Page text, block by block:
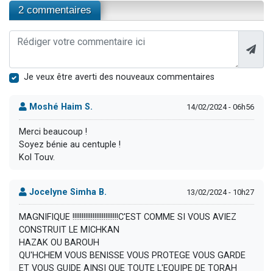
2 commentaires
Je veux être averti des nouveaux commentaires
Moshé Haim S. 14/02/2024 - 06h56
Merci beaucoup !
Soyez bénie au centuple !
Kol Touv.
Jocelyne Simha B. 13/02/2024 - 10h27
MAGNIFIQUE !!!!!!!!!!!!!!!!!!!!!!!!!C'EST COMME SI VOUS AVIEZ
CONSTRUIT LE MICHKAN
HAZAK OU BAROUH
QU'HCHEM VOUS BENISSE VOUS PROTEGE VOUS GARDE
ET VOUS GUIDE AINSI QUE TOUTE L'EQUIPE DE TORAH